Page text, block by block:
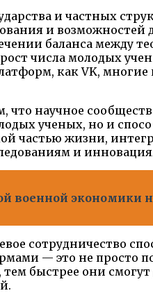
и частных
и возможностей
баланса между
числа молодых
как VK,
научное
ученых, но и
частью жизни,
и
военной экономики
сотрудничество
— это не просто
быстрее они